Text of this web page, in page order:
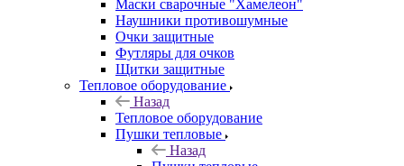
Маски сварочные "Хамелеон"
Наушники противошумные
Очки защитные
Футляры для очков
Щитки защитные
Тепловое оборудование
Назад
Тепловое оборудование
Пушки тепловые
Назад